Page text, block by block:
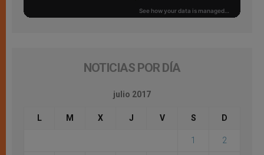
NOTICIAS POR DÍA
julio 2017
L M X J V S D
1 2